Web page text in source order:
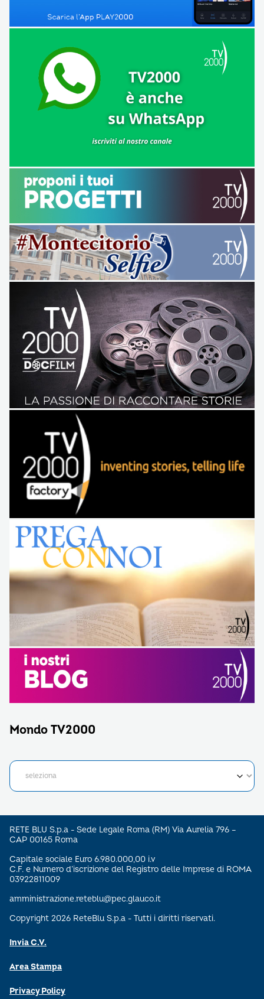
Mondo TV2000
RETE BLU S.p.a - Sede Legale Roma (RM) Via Aurelia 796 –
CAP 00165 Roma
Capitale sociale Euro 6.980.000,00 i.v
C.F. e Numero d’iscrizione del Registro delle Imprese di ROMA
03922811009
amministrazione.reteblu@pec.glauco.it
Copyright 2026 ReteBlu S.p.a - Tutti i diritti riservati.
Invia C.V.
Area Stampa
Privacy Policy